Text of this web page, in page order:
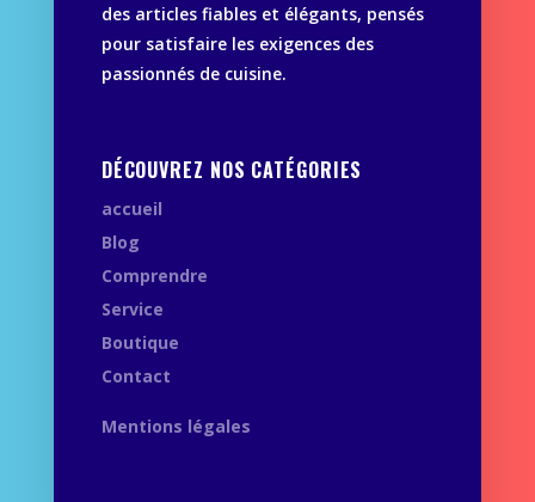
des articles fiables et élégants, pensés
pour satisfaire les exigences des
passionnés de cuisine.
DÉCOUVREZ NOS CATÉGORIES
accueil
Blog
Comprendre
Service
Boutique
Contact
Mentions légales